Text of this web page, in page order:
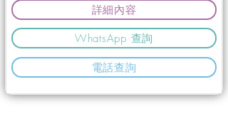
詳細內容
WhatsApp 查詢
電話查詢